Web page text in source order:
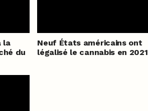
la
du
Neuf États américains ont
légalisé le cannabis en 2021